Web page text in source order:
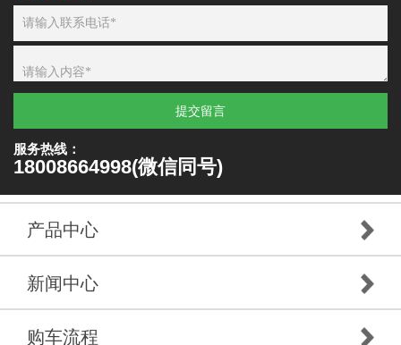
提交留言
服务热线：
18008664998(微信同号)
产品中心
新闻中心
购车流程